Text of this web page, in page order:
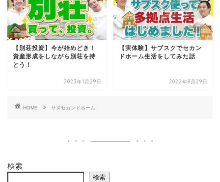
【別荘投資】今が始めどき！
資産形成をしながら別荘を持
とう！
2023年1月29日
【実体験】サブスクでセカン
ドホーム生活をしてみた話
2022年8月29日
HOME サヌセカンドホーム
検索
検索